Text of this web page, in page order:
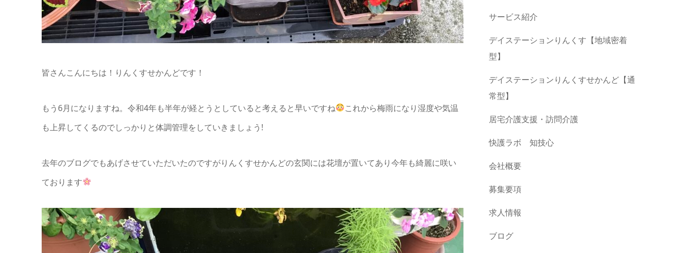
皆さんこんにちは！りんくすせかんどです！
もう6月になりますね。令和4年も半年が経とうとしていると考えると早いですね
これから梅雨になり湿度や気温
も上昇してくるのでしっかりと体調管理をしていきましょう!
去年のブログでもあげさせていただいたのですがりんくすせかんどの玄関には花壇が置いてあり今年も綺麗に咲い
ております
サービス紹介
デイステーションりんくす【地域密着
型】
デイステーションりんくすせかんど【通
常型】
居宅介護支援・訪問介護
快護ラボ 知技心
会社概要
募集要項
求人情報
ブログ